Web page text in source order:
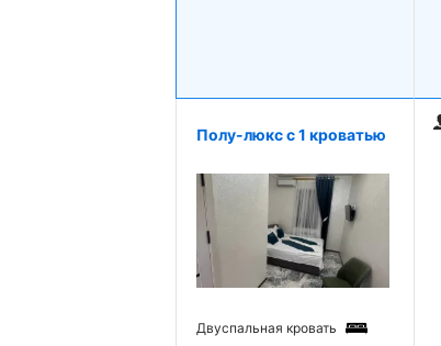
Полу-люкс с 1 кроватью
Двуспальная кровать